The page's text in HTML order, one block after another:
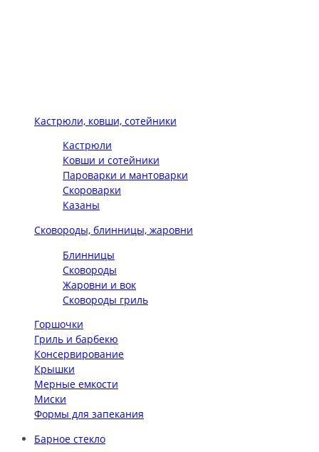
Кастрюли, ковши, сотейники
Кастрюли
Ковши и сотейники
Пароварки и мантоварки
Скороварки
Казаны
Сковороды, блинницы, жаровни
Блинницы
Сковороды
Жаровни и вок
Сковороды гриль
Горшочки
Гриль и барбекю
Консервирование
Крышки
Мерные емкости
Миски
Формы для запекания
Барное стекло